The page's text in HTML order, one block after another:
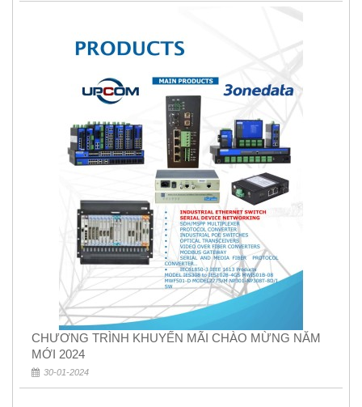
CHƯƠNG TRÌNH KHUYẾN MÃI CHÀO MỪNG NĂM
MỚI 2024
30-01-2024